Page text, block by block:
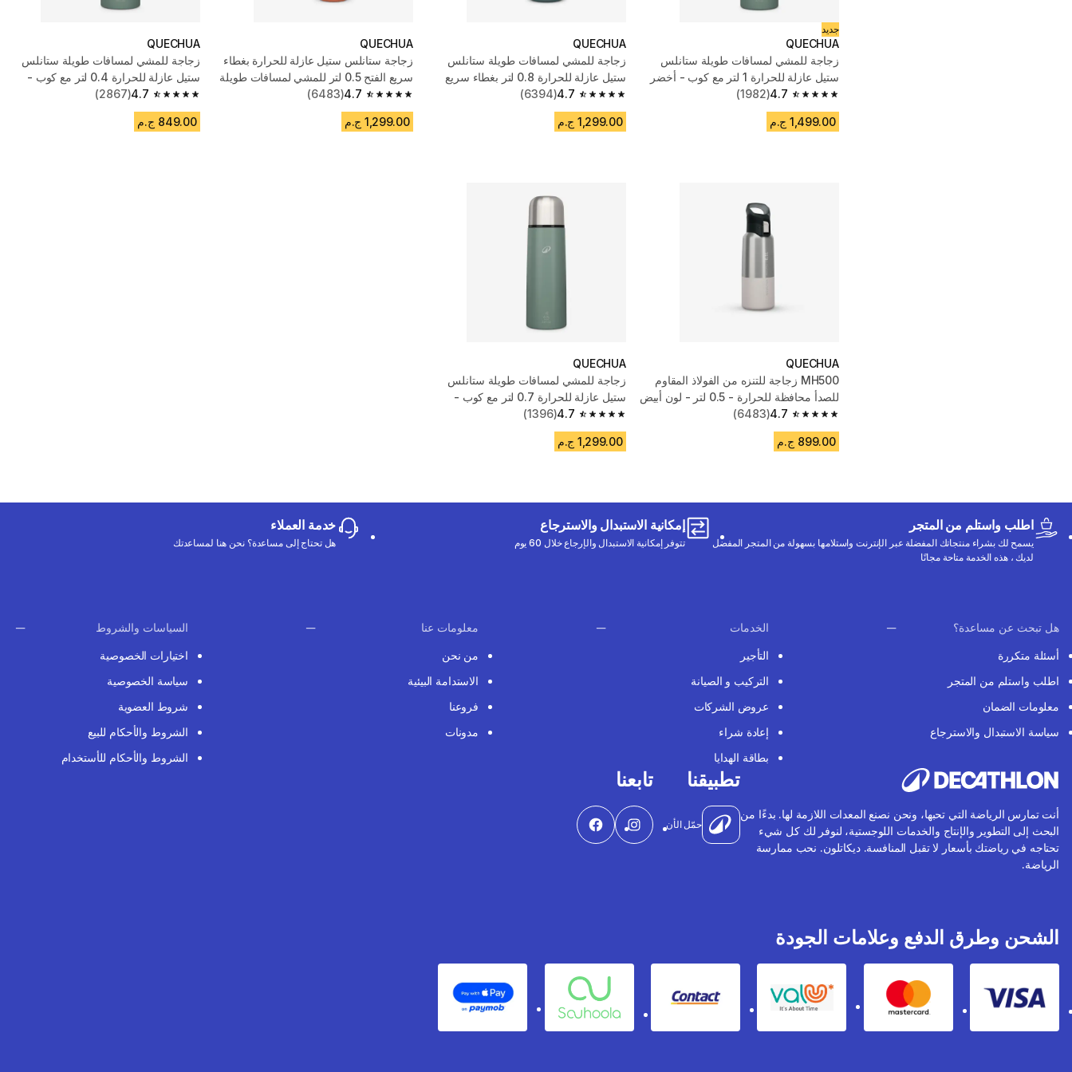
جديد
QUECHUA
زجاجة للمشي لمسافات طويلة ستانلس
ستيل عازلة للحرارة 1 لتر مع كوب - أخضر
4.7
4.7 out of 5 stars from 1982 reviews
(1982)
1,499.00 ج.م
QUECHUA
زجاجة للمشي لمسافات طويلة ستانلس
ستيل عازلة للحرارة 0.8 لتر بغطاء سريع
الفتح
4.7
4.7 out of 5 stars from 6394 reviews
(6394)
1,299.00 ج.م
QUECHUA
زجاجة ستانلس ستيل عازلة للحرارة بغطاء
سريع الفتح 0.5 لتر للمشي لمسافات طويلة
4.7
4.7 out of 5 stars from 6483 reviews
(6483)
1,299.00 ج.م
QUECHUA
زجاجة للمشي لمسافات طويلة ستانلس
ستيل عازلة للحرارة 0.4 لتر مع كوب -
أخضر
4.7
4.7 out of 5 stars from 2867 reviews
(2867)
849.00 ج.م
QUECHUA
MH500 زجاجة للتنزه من الفولاذ المقاوم
للصدأ محافظة للحرارة - 0.5 لتر - لون أبيض
4.7
4.7 out of 5 stars from 6483 reviews
(6483)
899.00 ج.م
QUECHUA
زجاجة للمشي لمسافات طويلة ستانلس
ستيل عازلة للحرارة 0.7 لتر مع كوب -
أخضر
4.7
4.7 out of 5 stars from 1396 reviews
(1396)
1,299.00 ج.م
اطلب واستلم من المتجر
يسمح لك بشراء منتجاتك المفضلة عبر الإنترنت واستلامها بسهولة من المتجر المفضل
لديك ، هذه الخدمة متاحة مجانًا
إمكانية الاستبدال والاسترجاع
تتوفر إمكانية الاستبدال والإرجاع خلال 60 يوم
خدمة العملاء
هل تحتاج إلى مساعدة؟ نحن هنا لمساعدتك
هل تبحث عن مساعدة؟
أسئلة متكررة
اطلب واستلم من المتجر
معلومات الضمان
سياسة الاستبدال والاسترجاع
الخدمات
التأجير
التركيب و الصيانة
عروض الشركات
إعادة شراء
بطاقة الهدايا
معلومات عنا
من نحن
الاستدامة البيئية
فروعنا
مدونات
السياسات والشروط
اختيارات الخصوصية
سياسة الخصوصية
شروط العضوية
الشروط والأحكام للبيع
الشروط والأحكام للأستخدام
أنت تمارس الرياضة التي تحبها، ونحن نصنع المعدات اللازمة لها. بدءًا من
البحث إلى التطوير والإنتاج والخدمات اللوجستية، لنوفر لك كل شيء
تحتاجه في رياضتك بأسعار لا تقبل المنافسة. ديكاتلون. نحب ممارسة
الرياضة.
تطبيقنا
حمّل الأن
تابعنا
الشحن وطرق الدفع وعلامات الجودة
Visa
Mastercard
Valu
Contact
Souhoola
Apple Pay